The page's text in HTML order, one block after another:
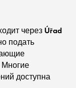
через Úřad
подать
Многие
доступна